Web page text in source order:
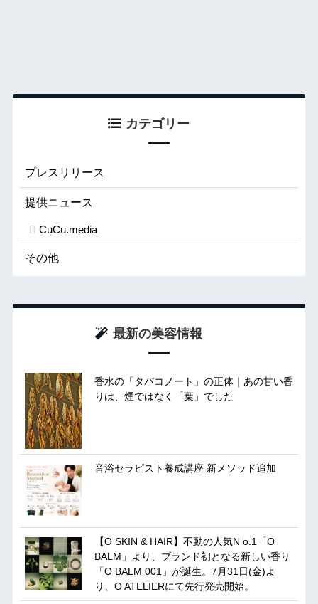
カテゴリー
プレスリリース
提供ニュース
CuCu.media
その他
最新の美容情報
香水の「タバコノート」の正体｜あの甘い香
りは、煙ではなく「葉」でした
音浴セラピスト養成講座 新メソッド追加
【O SKIN & HAIR】不動の人気N o.1「O
BALM」より、ブランド初となる新しい香り
「O BALM 001」が誕生。7月31日(金)よ
り、O ATELIERにて先行発売開始。